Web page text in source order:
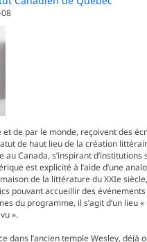
de par le monde, reçoivent des
de haut lieu de la création
Canada, s’inspirant
est explicité à l’aide d’une
de la littérature du XXIe
pouvant accueillir des
du programme, il s’agit d’un
».
dans l’ancien temple Wesley,